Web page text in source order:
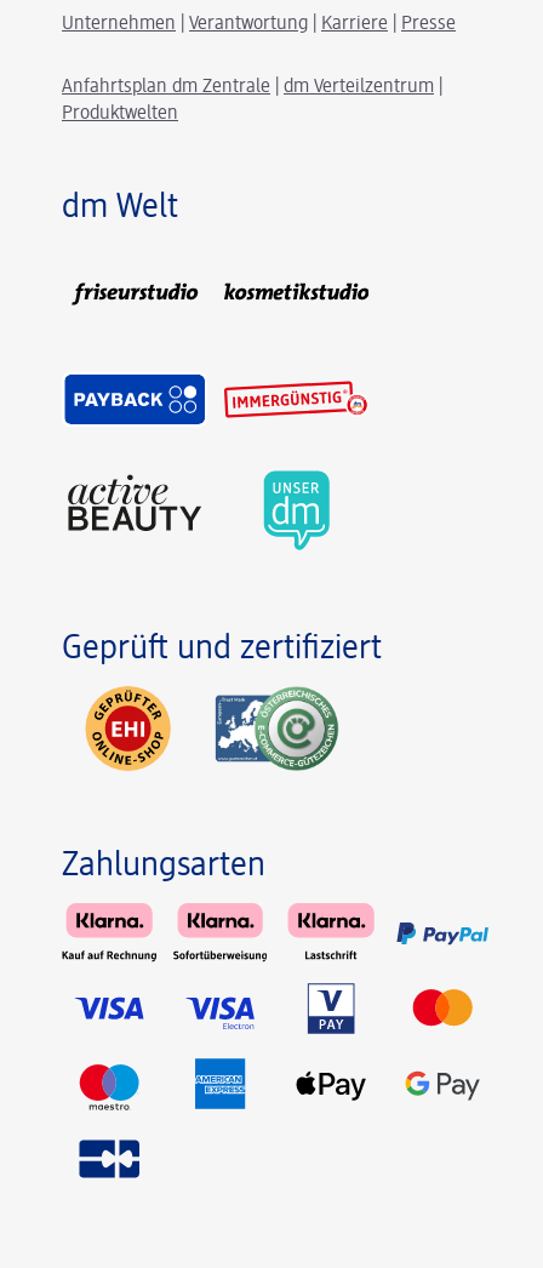
Unternehmen Verantwortung Karriere Presse
Anfahrtsplan dm Zentrale dm Verteilzentrum
Produktwelten
dm Welt
Geprüft und zertifiziert
Zahlungsarten